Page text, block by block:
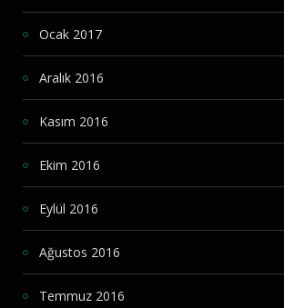
Ocak 2017
Aralık 2016
Kasım 2016
Ekim 2016
Eylül 2016
Ağustos 2016
Temmuz 2016